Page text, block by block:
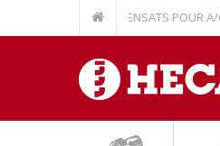
À CONDENSATS POUR A/C